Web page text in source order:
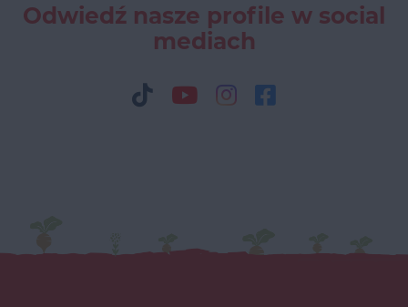
Odwiedź nasze profile w social
mediach